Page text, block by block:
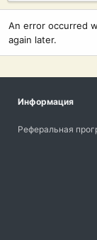
An error occurred
again later.
Информация
Реферальная